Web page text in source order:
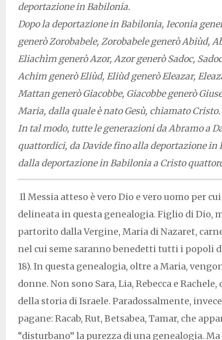
deportazione in Babilonia.
Dopo la deportazione in Babilonia, Ieconia
generò Zorobabele, Zorobabele generò Abiùd,
Eliachìm generò Azor, Azor generò Sadoc,
Achim generò Eliùd, Eliùd generò Eleazar,
Mattan generò Giacobbe, Giacobbe generò
Maria, dalla quale è nato Gesù, chiamato Cristo.
In tal modo, tutte le generazioni da Abramo a
quattordici, da Davide fino alla deportazione
dalla deportazione in Babilonia a Cristo
Il Messia atteso è vero Dio e vero uomo per
delineata in questa genealogia. Figlio di Dio,
partorito dalla Vergine, Maria di Nazaret,
nel cui seme saranno benedetti tutti i popoli
18). In questa genealogia, oltre a Maria,
donne. Non sono Sara, Lia, Rebecca e
della storia di Israele. Paradossalmente,
pagane: Racab, Rut, Betsabea, Tamar, che
“disturbano” la purezza di una genealogia.